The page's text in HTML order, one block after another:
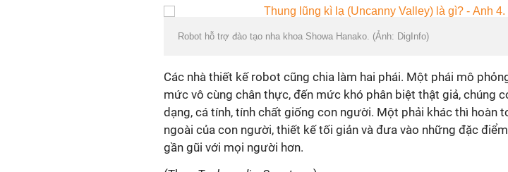
Robot hỗ trợ đào tạo nha khoa Showa Hanako. (Ảnh: DigInfo)
Các nhà thiết kế robot cũng chia làm hai phái. Một phái mô
mức vô cùng chân thực, đến mức khó phân biệt thật giả, chúng
dạng, cá tính, tính chất giống con người. Một phải khác thì hoàn
ngoài của con người, thiết kế tối giản và đưa vào những đặc
gần gũi với mọi người hơn.